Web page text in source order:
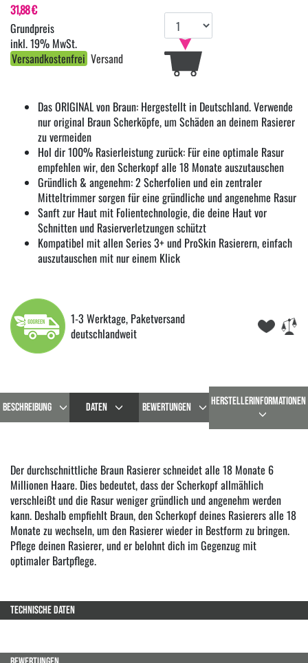
Das ORIGINAL von Braun: Hergestellt in Deutschland. Verwende
nur original Braun Scherköpfe, um Schäden an deinem Rasierer
zu vermeiden
Hol dir 100% Rasierleistung zurück: Für eine optimale Rasur
empfehlen wir, den Scherkopf alle 18 Monate auszutauschen
Gründlich & angenehm: 2 Scherfolien und ein zentraler
Mitteltrimmer sorgen für eine gründliche und angenehme Rasur
Sanft zur Haut mit Folientechnologie, die deine Haut vor
Schnitten und Rasierverletzungen schützt
Kompatibel mit allen Series 3+ und ProSkin Rasierern, einfach
auszutauschen mit nur einem Klick
1-3 Werktage, Paketversand
deutschlandweit
31,88 €
inkl. 19% MwSt.
Versandkostenfrei Versand
BESCHREIBUNG DATEN BEWERTUNGEN HERSTELLERINFORMATIONEN
Der durchschnittliche Braun Rasierer schneidet alle 18 Monate 6
Millionen Haare. Dies bedeutet, dass der Scherkopf allmählich
verschleißt und die Rasur weniger gründlich und angenehm werden
kann. Deshalb empfiehlt Braun, den Scherkopf deines Rasierers alle 18
Monate zu wechseln, um den Rasierer wieder in Bestform zu bringen.
Pflege deinen Rasierer, und er belohnt dich im Gegenzug mit
optimaler Bartpflege.
TECHNISCHE DATEN